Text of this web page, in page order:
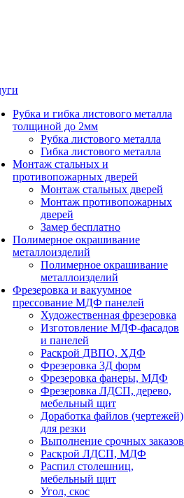
Рубка и гибка листового металла
толщиной до 2мм
Рубка листового металла
Гибка листового металла
Монтаж стальных и
противопожарных дверей
Монтаж стальных дверей
Монтаж противопожарных
дверей
Замер бесплатно
Полимерное окрашивание
металлоизделий
Полимерное окрашивание
металлоизделий
Фрезеровка и вакуумное
прессование МДФ панелей
Художественная фрезеровка
Изготовление МДФ-фасадов
и панелей
Раскрой ДВПО, ХДФ
Фрезеровка 3Д форм
Фрезеровка фанеры, МДФ
Фрезеровка ЛДСП, дерево,
мебельный щит
Доработка файлов (чертежей)
для резки
Выполнение срочных заказов
Раскрой ЛДСП, МДФ
Распил столешниц,
мебельный щит
Угол, скос